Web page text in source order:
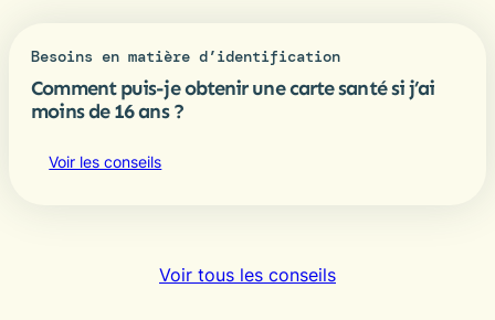
Besoins en matière d’identification
Comment puis-je obtenir une carte santé si j’ai
moins de 16 ans ?
Voir les conseils
Voir tous les conseils